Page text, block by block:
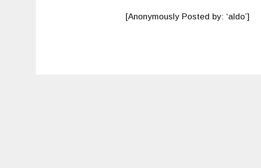
[Anonymously Posted by: ‘aldo’]